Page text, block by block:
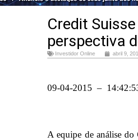
Credit
perspectiva
Investidor Online abril 9,
09-04-2015 –
A equipe de análise do